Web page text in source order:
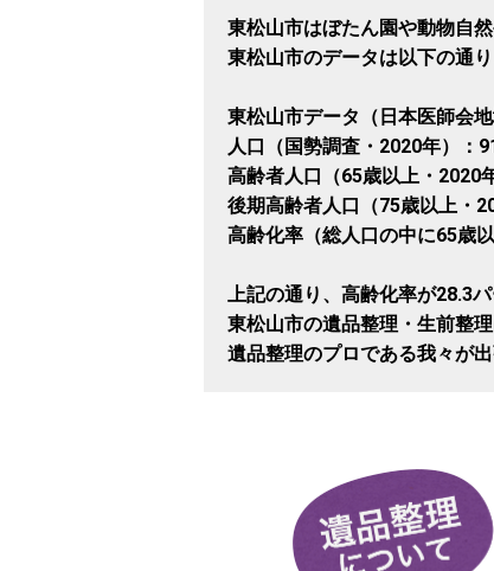
東松山市はぼたん園や動物自
東松山市のデータは以下の通り
東松山市データ（日本医師会
人口（国勢調査・2020年）：
高齢者人口（65歳以上・2020
後期高齢者人口（75歳以上・
高齢化率（総人口の中に65歳
上記の通り、高齢化率が28.3
東松山市の遺品整理・生前整
遺品整理のプロである我々が